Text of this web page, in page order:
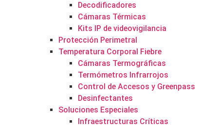
Decodificadores
Cámaras Térmicas
Kits IP de videovigilancia
Protección Perimetral
Temperatura Corporal Fiebre
Cámaras Termográficas
Termómetros Infrarrojos
Control de Accesos y Greenpass
Desinfectantes
Soluciones Especiales
Infraestructuras Críticas